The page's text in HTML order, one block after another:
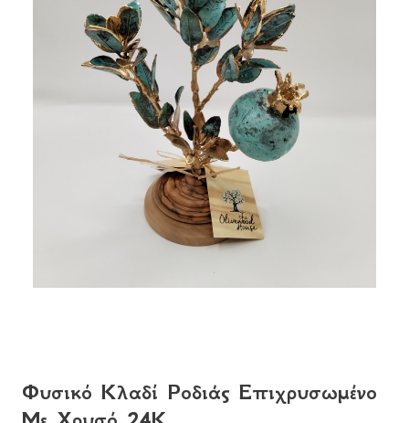
Φυσικό Κλαδί Ροδιάς Επιχρυσωμένο